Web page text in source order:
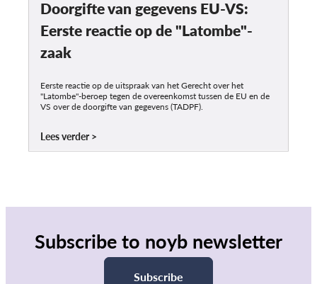
Doorgifte van gegevens EU-VS:
Eerste reactie op de "Latombe"-
zaak
Eerste reactie op de uitspraak van het Gerecht over het
"Latombe"-beroep tegen de overeenkomst tussen de EU en de
VS over de doorgifte van gegevens (TADPF).
Lees verder
Subscribe to noyb newsletter
Subscribe